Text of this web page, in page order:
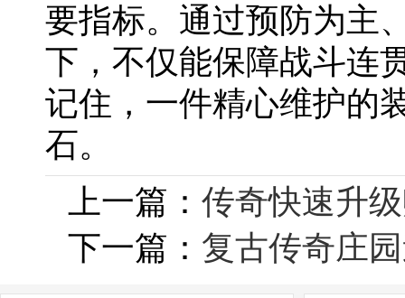
要指标。通过预防为主
下，不仅能保障战斗连
记住，一件精心维护的
石。
上一篇： 传奇快速升
下一篇： 复古传奇庄